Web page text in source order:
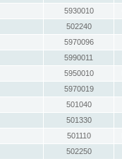
5930010
502240
5970096
5990011
5950010
5970019
501040
501330
501110
502250